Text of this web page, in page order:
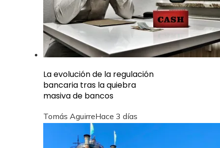
La evolución de la regulación
bancaria tras la quiebra
masiva de bancos
Tomás AguirreHace 3 días